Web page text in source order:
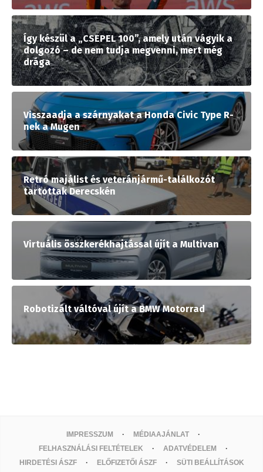
Így készül a „CSEPEL 100”, amely után vágyik a
dolgozó – de nem tudja megvenni, mert még
drága
Visszaadja a szárnyakat a Honda Civic Type R-
nek a Mugen
Retró majálist és veteránjármű-találkozót
tartottak Derecskén
Virtuális összkerékhajtással újít a Multivan
Robotizált váltóval újít a BMW Motorrad
IMPRESSZUM
MÉDIAAJÁNLAT
FELHASZNÁLÁSI FELTÉTELEK
ADATVÉDELEM
HIRDETÉSI ÁSZF
ELŐFIZETŐI ÁSZF SÜTI BEÁLLÍTÁSOK